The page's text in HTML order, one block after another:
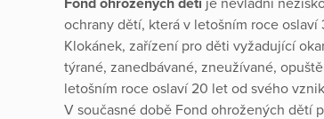
ochrany dětí, která v letošním roce
Klokánek, zařízení pro děti vyžadující
týrané, zanedbávané, zneužívané,
letošním roce oslaví 20 let od svého
V současné době Fond ohrožených dětí